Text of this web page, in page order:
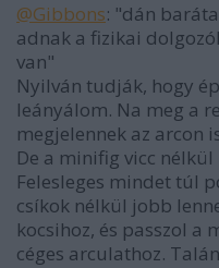
@Gibbons: "dán
adnak a fizikai
van"
Nyilván tudják, hogy
leányálom. Na meg a
megjelennek az arcon
De a minifig vicc
Felesleges mindet túl
csíkok nélkül jobb
kocsihoz, és passzol a
céges arculathoz.